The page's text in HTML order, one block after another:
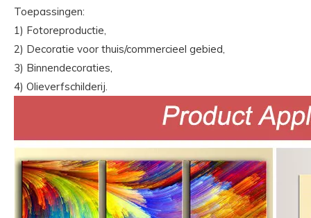
Toepassingen:
1) Fotoreproductie,
2) Decoratie voor thuis/commercieel gebied,
3) Binnendecoraties,
4) Olieverfschilderij.